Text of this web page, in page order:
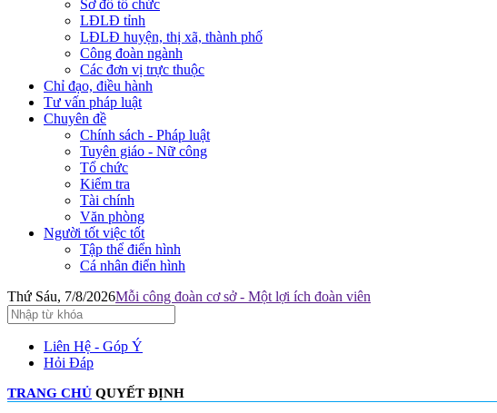
Sơ đồ tổ chức
LĐLĐ tỉnh
LĐLĐ huyện, thị xã, thành phố
Công đoàn ngành
Các đơn vị trực thuộc
Chỉ đạo, điều hành
Tư vấn pháp luật
Chuyên đề
Chính sách - Pháp luật
Tuyên giáo - Nữ công
Tổ chức
Kiểm tra
Tài chính
Văn phòng
Người tốt việc tốt
Tập thể điển hình
Cá nhân điển hình
Thứ Sáu, 7/8/2026Mỗi công đoàn cơ sở - Một lợi ích đoàn viên
Liên Hệ - Góp Ý
Hỏi Đáp
TRANG CHỦ QUYẾT ĐỊNH